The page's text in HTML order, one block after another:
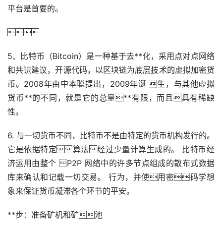
平台是首要的。

5、比特币（Bitcoin）是一种基于去**化，采用点对点网络
和共识建议，开源代码，以区块链为底层技术的虚拟加密货
币。2008年由中本聪提出，2009年诞 生，与其他虚拟
货币**的不同，就是它的总量**有限，而且具有稀缺
性。
6. 与一切货币不同，比特币不是由特定的货币机构发行的。
它是依据特定算法经过少量计算生成的。 比特币经
济运用由整个 P2P 网络中的许多节点组成的散布式数据
库来确认和记载一切交易。 行为，并使用密码学想
象来保证货币凝滞各个环节的平安。
**步：准备矿机和矿池